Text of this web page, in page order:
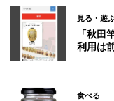
見る・遊
「秋田
利用は
食べる